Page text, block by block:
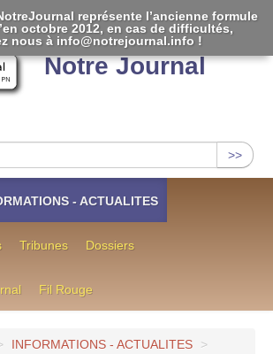
Notre Journal
>>
- ACTUALITES
Tribunes Dossiers
Fil Rouge
INFORMATIONS - ACTUALITES
>
représente l’ancienne formule
octobre 2012, en cas de difficultés,
nous à info@notrejournal.info !